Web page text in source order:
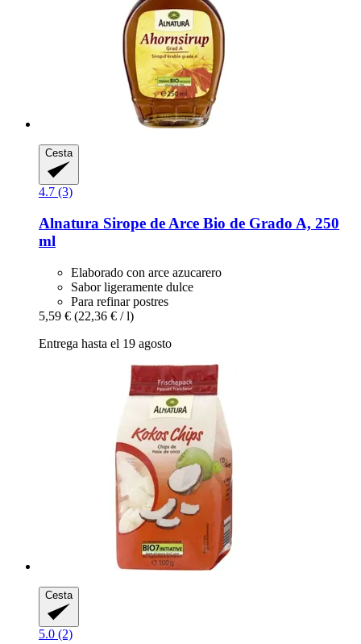
Cesta
4.7 (3)
Alnatura Sirope de Arce Bio de Grado A, 250
ml
Elaborado con arce azucarero
Sabor ligeramente dulce
Para refinar postres
5,59 € (22,36 € / l)
Entrega hasta el 19 agosto
Cesta
5.0 (2)